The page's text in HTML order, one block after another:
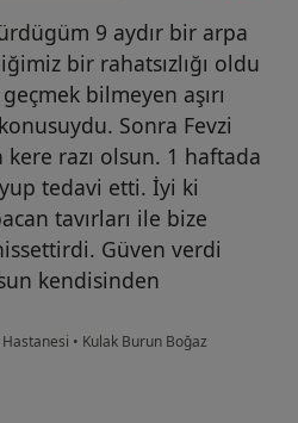
9 aydır bir arpa
bir rahatsızlığı oldu
bilmeyen aşırı
Sonra Fevzi
razı olsun. 1 haftada
tedavi etti. İyi ki
tavırları ile bize
Güven verdi
kendisinden
• Kulak Burun Boğaz